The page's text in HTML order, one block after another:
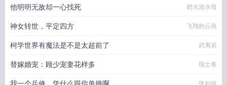
他明明无敌却一心找死 碧水游水母
神女转世，平定四方 飞翔的云燕
柯学世界有魔法是不是太超前了 武夷岩
替嫁婚宠：顾少宠妻花样多 瑞士卷
张如何